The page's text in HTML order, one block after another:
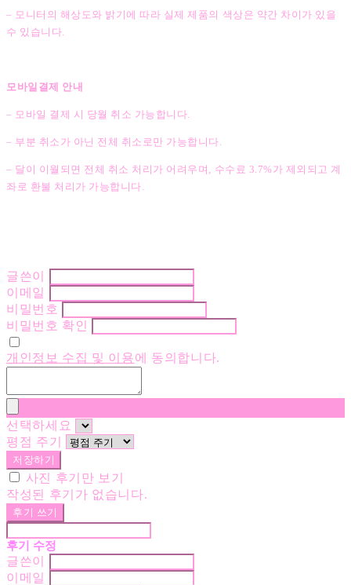
– 모니터의 해상도와 밝기에 따라 실제 제품의 색상은 약간 차이가 있을
수 있습니다.
모바일결제 안내
– 모바일 결제 시 당월 취소 가능합니다.
– 부분 취소가 아닌 전체 취소로만 가능합니다.
– 달이 이월되면 전체 취소 처리가 어려우며, 수수료 3.7%가 제외되고 계
좌로 환불 처리가 가능합니다.
글쓴이
이메일
비밀번호
비밀번호 확인
개인정보 수집 및 이용에 동의합니다.
선택하세요
평점 주기
저장하기
사진 후기만 보기
작성된 후기가 없습니다.
후기 쓰기
후기 수정
글쓴이
이메일